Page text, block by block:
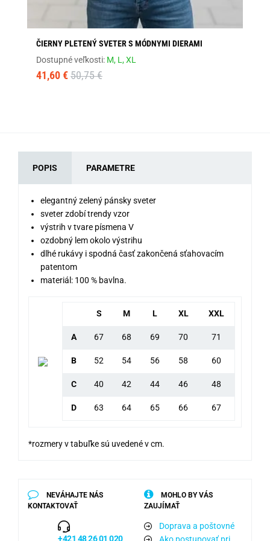
ČIERNY PLETENÝ SVETER S MÓDNYMI DIERAMI
Dostupné veľkosti: M, L,XL
41,60 € 50,75 €
POPIS PARAMETRE
elegantný zelený pánsky sveter
sveter zdobí trendy vzor
výstrih v tvare písmena V
ozdobný lem okolo výstrihu
dlhé rukávy i spodná časť zakončená sťahovacím
patentom
materiál: 100 % bavlna.
S M L XL XXL
A 67 68 69 70 71
B 52 54 56 58 60
C 40 42 44 46 48
D 63 64 65 66 67
*rozmery v tabuľke sú uvedené v cm.
NEVÁHAJTE NÁS
KONTAKTOVAŤ
+421 48 26 01 020
MOHLO BY VÁS
ZAUJÍMAŤ
Doprava a poštovné
Ako postupovať pri